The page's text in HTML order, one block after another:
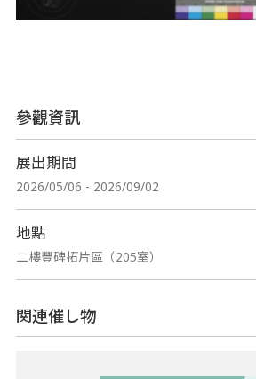
參觀資訊
展出期間
2026/05/06 - 2026/09/02
地點
二樓豐碑拓片區（205室）
関連催し物